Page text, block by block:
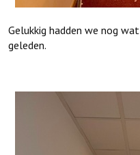
Gelukkig hadden we nog
geleden.